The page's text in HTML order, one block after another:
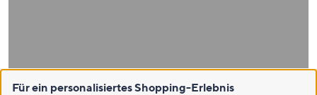
Für ein personalisiertes Shopping-Erlebnis